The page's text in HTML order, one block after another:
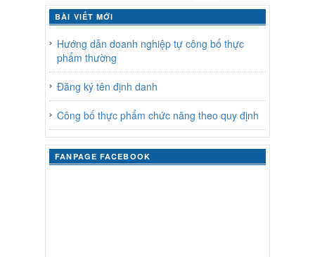
BÀI VIẾT MỚI
Hướng dẫn doanh nghiệp tự công bố thực
phẩm thường
Đăng ký tên định danh
Công bố thực phẩm chức năng theo quy định
FANPAGE FACEBOOK